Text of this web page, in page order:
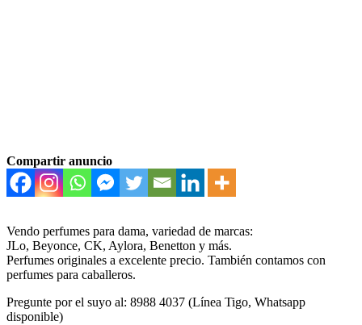
Compartir anuncio
Vendo perfumes para dama, variedad de marcas:
JLo, Beyonce, CK, Aylora, Benetton y más.
Perfumes originales a excelente precio. También contamos con
perfumes para caballeros.
Pregunte por el suyo al: 8988 4037 (Línea Tigo, Whatsapp
disponible)